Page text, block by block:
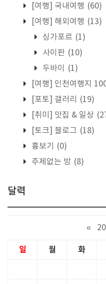
[여행] 국내여행 (60)
[여행] 해외여행 (13)
싱가포르 (1)
사이판 (10)
두바이
(1)
[여행] 인천여행지
[포토] 갤러리
(19)
[취미] 맛집 & 일상
[토크] 블로그 (18)
흉보기
(0)
주제없는 방 (8)
달력
«
일 월 화